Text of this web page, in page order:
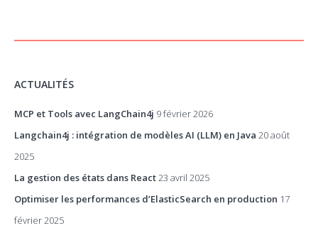
ACTUALITÉS
MCP et Tools avec LangChain4j 9 février 2026
Langchain4j : intégration de modèles AI (LLM) en Java 20 août
2025
La gestion des états dans React23 avril 2025
Optimiser les performances d’ElasticSearch en production 17
février 2025